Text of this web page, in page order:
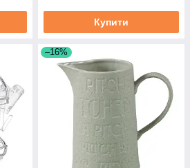
Купити
–16%